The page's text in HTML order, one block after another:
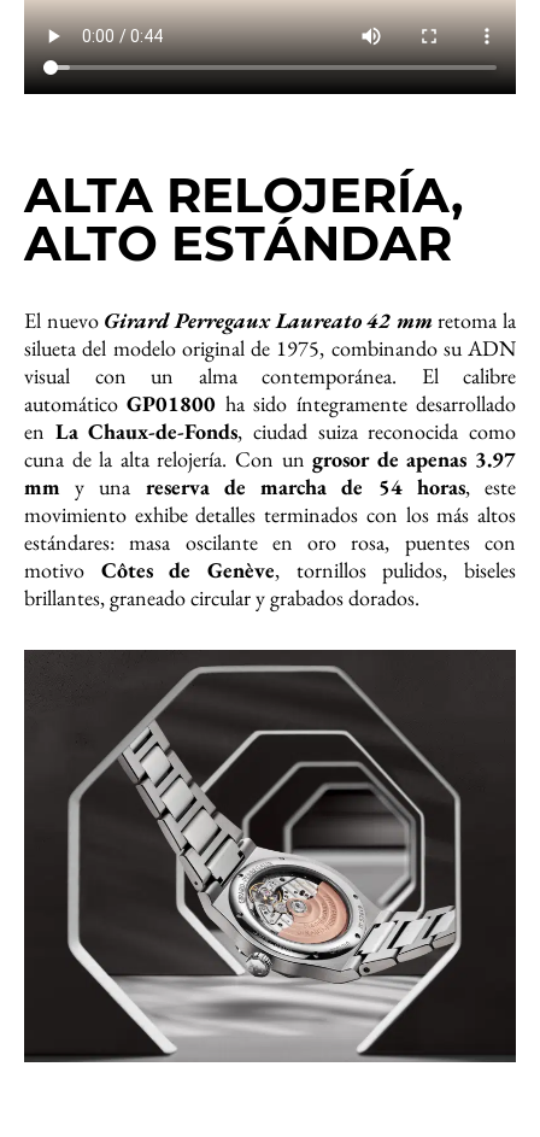
ALTA RELOJERÍA,
ALTO ESTÁNDAR
El nuevo Girard Perregaux Laureato 42 mm retoma la
silueta del modelo original de 1975, combinando su ADN
visual con un alma contemporánea. El calibre
automáticoGP01800 ha sido íntegramente desarrollado
en La Chaux-de-Fonds, ciudad suiza reconocida como
cuna de la alta relojería. Con un grosor de apenas 3.97
mm y una reserva de marcha de 54 horas, este
movimiento exhibe detalles terminados con los más altos
estándares: masa oscilante en oro rosa, puentes con
motivo Côtes de Genève, tornillos pulidos, biseles
brillantes, graneado circular y grabados dorados.